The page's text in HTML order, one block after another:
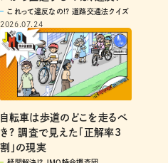
ンから直進するのは、違反？
これって違反なの!? 道路交通法クイズ
2026.07.24
自転車は歩道のどこを走るべ
き? 調査で見えた「正解率3
割」の現実